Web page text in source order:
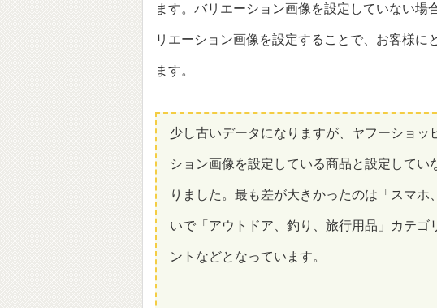
ます。バリエーション画像を設定していない
リエーション画像を設定することで、お客様に
ます。
少し古いデータになりますが、ヤフーショ
ション画像を設定している商品と設定して
りました。最も差が大きかったのは「スマ
いで「アウトドア、釣り、旅行用品」カテ
ントなどとなっています。